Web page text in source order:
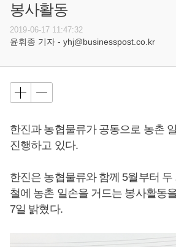
봉사활동
2019-06-17 11:47:32
윤휘종 기자 - yhj@businesspost.co.kr
한진과 농협물류가 공동으로 농촌
진행하고 있다.
한진은 농협물류와 함께 5월부터
철에 농촌 일손을 거드는 봉사활동
7일 밝혔다.